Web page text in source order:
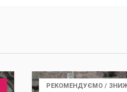
РЕКОМЕНДУЄМО /